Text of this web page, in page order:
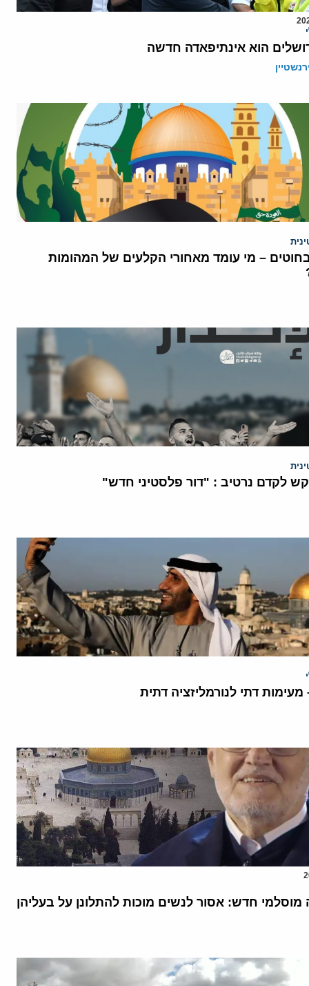
הוא אינתיפאדה חדשה
– מי עומד מאחורי הקלעים של המהומות
לקדם נרטיב : "דור פלסטיני חדש"
דתי לנורמליזציה דתית
חדש: אסור לנשים מוכות להתלונן על בעליהן